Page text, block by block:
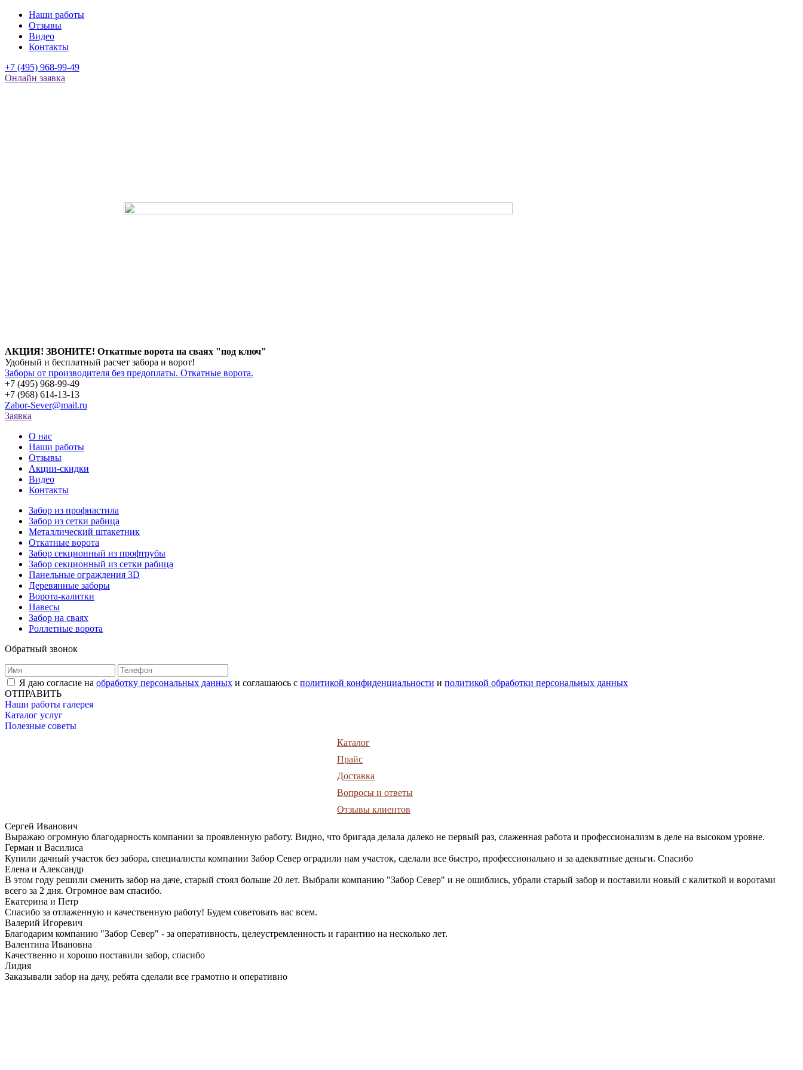
Наши работы
Отзывы
Видео
Контакты
+7 (495) 968-99-49
Онлайн заявка
АКЦИЯ! ЗВОНИТЕ! Откатные ворота на сваях "под ключ"
Удобный и бесплатный расчет забора и ворот!
Заборы от производителя без предоплаты. Откатные ворота.
+7 (495) 968-99-49
+7 (968) 614-13-13
Zabor-Sever@mail.ru
Заявка
О нас
Наши работы
Отзывы
Акции-скидки
Видео
Контакты
Забор из профнастила
Забор из сетки рабица
Металлический штакетник
Откатные ворота
Забор секционный из профтрубы
Забор секционный из сетки рабица
Панельные ограждения 3D
Деревянные заборы
Ворота-калитки
Навесы
Забор на сваях
Роллетные ворота
Обратный звонок
Я даю согласие на обработку персональных данных и соглашаюсь с политикой конфиденциальности и политикой обработки персональных данных
ОТПРАВИТЬ
Наши работы галерея
Каталог услуг
Полезные советы
Каталог
Прайс
Доставка
Вопросы и ответы
Отзывы клиентов
Сергей Иванович
Выражаю огромную благодарность компании за проявленную работу. Видно, что бригада делала далеко не первый раз, слаженная работа и профессионализм в деле на высоком уровне.
Герман и Василиса
Купили дачный участок без забора, специалисты компании Забор Север оградили нам участок, сделали все быстро, профессионально и за адекватные деньги. Спасибо
Елена и Александр
В этом году решили сменить забор на даче, старый стоял больше 20 лет. Выбрали компанию "Забор Север" и не ошиблись, убрали старый забор и поставили новый с калиткой и воротами
всего за 2 дня. Огромное вам спасибо.
Екатерина и Петр
Спасибо за отлаженную и качественную работу! Будем советовать вас всем.
Валерий Игоревич
Благодарим компанию "Забор Север" - за оперативность, целеустремленность и гарантию на несколько лет.
Валентина Ивановна
Качественно и хорошо поставили забор, спасибо
Лидия
Заказывали забор на дачу, ребята сделали все грамотно и оперативно